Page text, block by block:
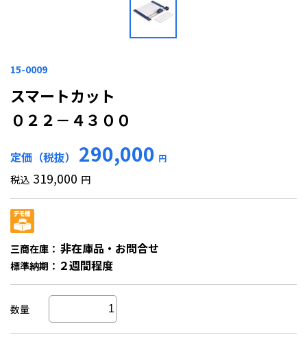
15-0009
スマートカット
０２２－４３００
定価（税抜） 290,000 円
税込 319,000 円
三商在庫： 非在庫品・お問合せ
標準納期： ２週間程度
数量